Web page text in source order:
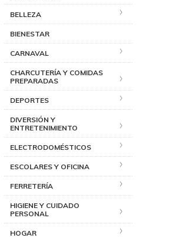
BELLEZA
BIENESTAR
CARNAVAL
CHARCUTERÍA Y COMIDAS
PREPARADAS
DEPORTES
DIVERSIÓN Y
ENTRETENIMIENTO
ELECTRODOMÉSTICOS
ESCOLARES Y OFICINA
FERRETERÍA
HIGIENE Y CUIDADO
PERSONAL
HOGAR